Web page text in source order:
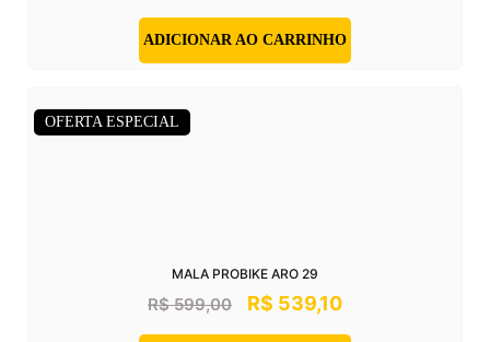
ADICIONAR AO CARRINHO
OFERTA ESPECIAL
MALA PROBIKE ARO 29
R$599,00 R$ 539,10